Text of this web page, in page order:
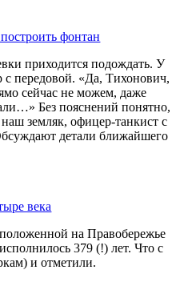
фонтан
приходится подождать. У
передовой. «Да, Тихонович,
сейчас не можем, даже
Без пояснений понятно,
земляк, офицер-танкист с
детали ближайшего
века
на Правобережье
379 (!) лет. Что с
и отметили.